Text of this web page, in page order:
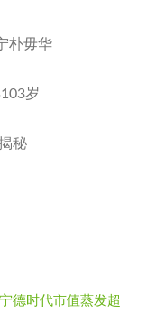
朴毋华
岁
秘
德时代市值蒸发超